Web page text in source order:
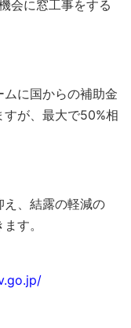
会に窓工事をする
に国からの補助金
すが、最大で50%相
、結露の軽減の
す。